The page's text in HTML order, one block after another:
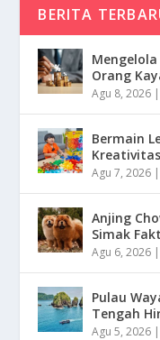
BERITA
Orang
Agu 8, 2026 |
Bermain
Agu 7, 2026 |
Anjing
Simak
Agu 6, 2026 |
Pulau
Tengah
Agu 5, 2026